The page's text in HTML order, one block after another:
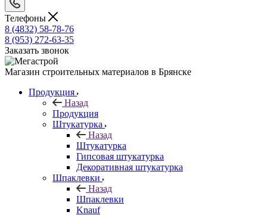
Телефоны
8 (4832) 58-78-76
8 (953) 272-63-35
Заказать звонок
Магазин строительных материалов в Брянске
Продукция
Назад
Продукция
Штукатурка
Назад
Штукатурка
Гипсовая штукатурка
Декоративная штукатурка
Шпаклевки
Назад
Шпаклевки
Knauf